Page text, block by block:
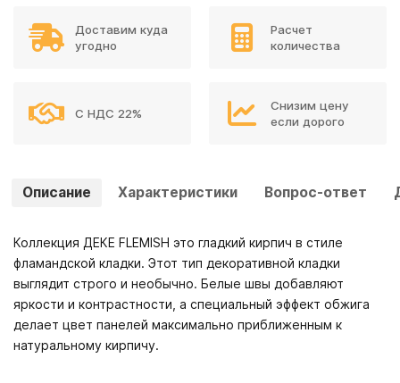
Доставим куда
угодно
Расчет
количества
С НДС 22%
Снизим цену
если дорого
Описание Характеристики Вопрос-ответ
Коллекция ДЕКЕ FLEMISH это гладкий кирпич в стиле
фламандской кладки. Этот тип декоративной кладки
выглядит строго и необычно. Белые швы добавляют
яркости и контрастности, а специальный эффект обжига
делает цвет панелей максимально приближенным к
натуральному кирпичу.